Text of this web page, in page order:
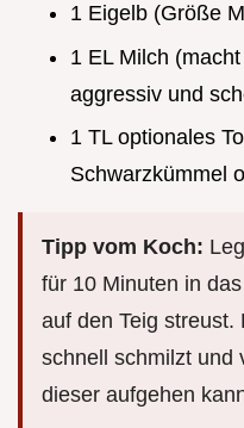
1 Eigelb (Größe
1 EL Milch
aggressiv und
1 TL optionales
Schwarzkümmel
Tipp vom Koch:
für 10 Minuten in
auf den Teig streust.
schnell schmilzt und
dieser aufgehen